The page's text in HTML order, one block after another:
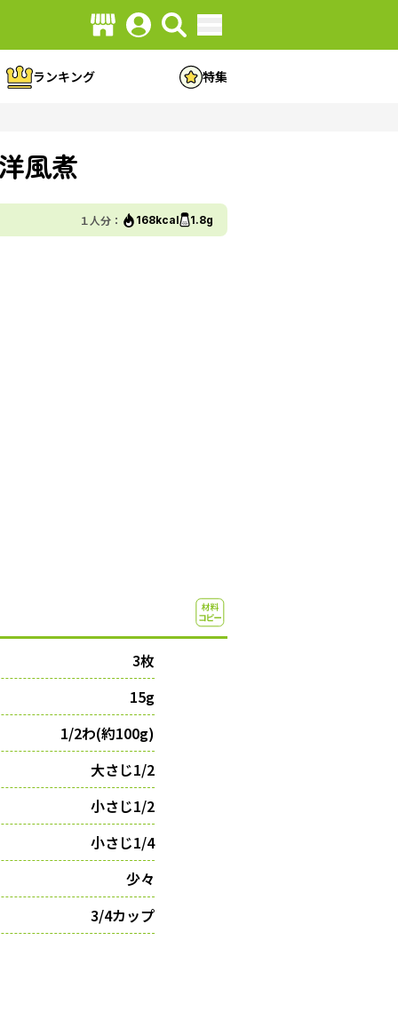
ランキング 特集
風煮
１人分： 168kcal 1.8g
3枚
15g
1/2わ(約100g)
大さじ1/2
小さじ1/2
小さじ1/4
少々
3/4カップ